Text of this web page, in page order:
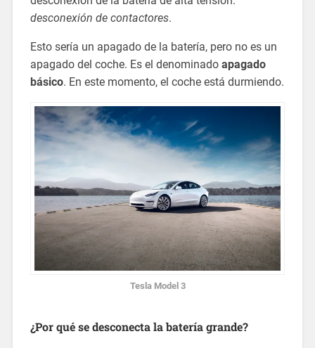
desconexión de contactores.
Esto sería un apagado de la batería, pero no es un
apagado del coche. Es el denominado apagado
básico. En este momento, el coche está durmiendo.
Tesla Model 3
¿Por qué se desconecta la batería grande?